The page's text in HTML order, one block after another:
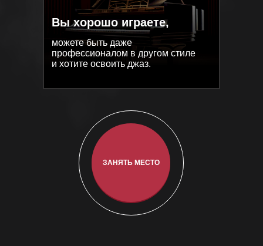
ЗАНЯТЬ МЕСТО
Вы хорошо играете,
можете быть даже
профессионалом в другом стиле
и хотите освоить джаз.
Вы хорошо играете,
можете быть даже
профессионалом в другом стиле
и хотите освоить джаз.